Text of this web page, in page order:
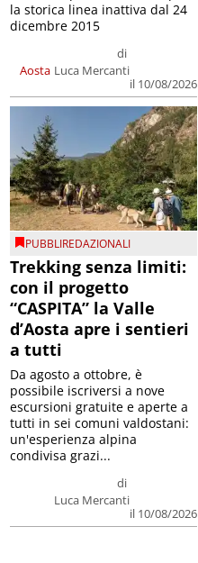
Aosta
di
Luca Mercanti
il 10/08/2026
la storica linea inattiva dal 24
dicembre 2015
PUBBLIREDAZIONALI
Trekking senza limiti:
con il progetto
“CASPITA” la Valle
d’Aosta apre i sentieri
a tutti
di
Luca Mercanti
il 10/08/2026
Da agosto a ottobre, è
possibile iscriversi a nove
escursioni gratuite e aperte a
tutti in sei comuni valdostani:
un'esperienza alpina
condivisa grazi...